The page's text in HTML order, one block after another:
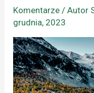
Komentarze / Autor
grudnia, 2023